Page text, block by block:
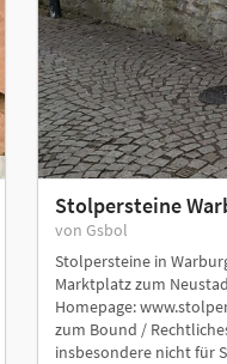
Stolpersteine
von Gsbol
Stolpersteine in
Marktplatz zum
Homepage:
zum Bound /
insbesondere nicht für